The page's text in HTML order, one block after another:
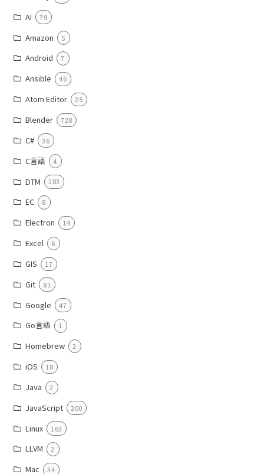
AI 79
Amazon 5
Android 7
Ansible 46
Atom Editor 25
Blender 728
C# 36
C言語 4
DTM 283
EC 8
Electron 14
Excel 6
GIS 17
Git 81
Google 47
Go言語 1
Homebrew 2
iOS 18
Java 2
JavaScript 200
Linux 163
LLVM 2
Mac 34